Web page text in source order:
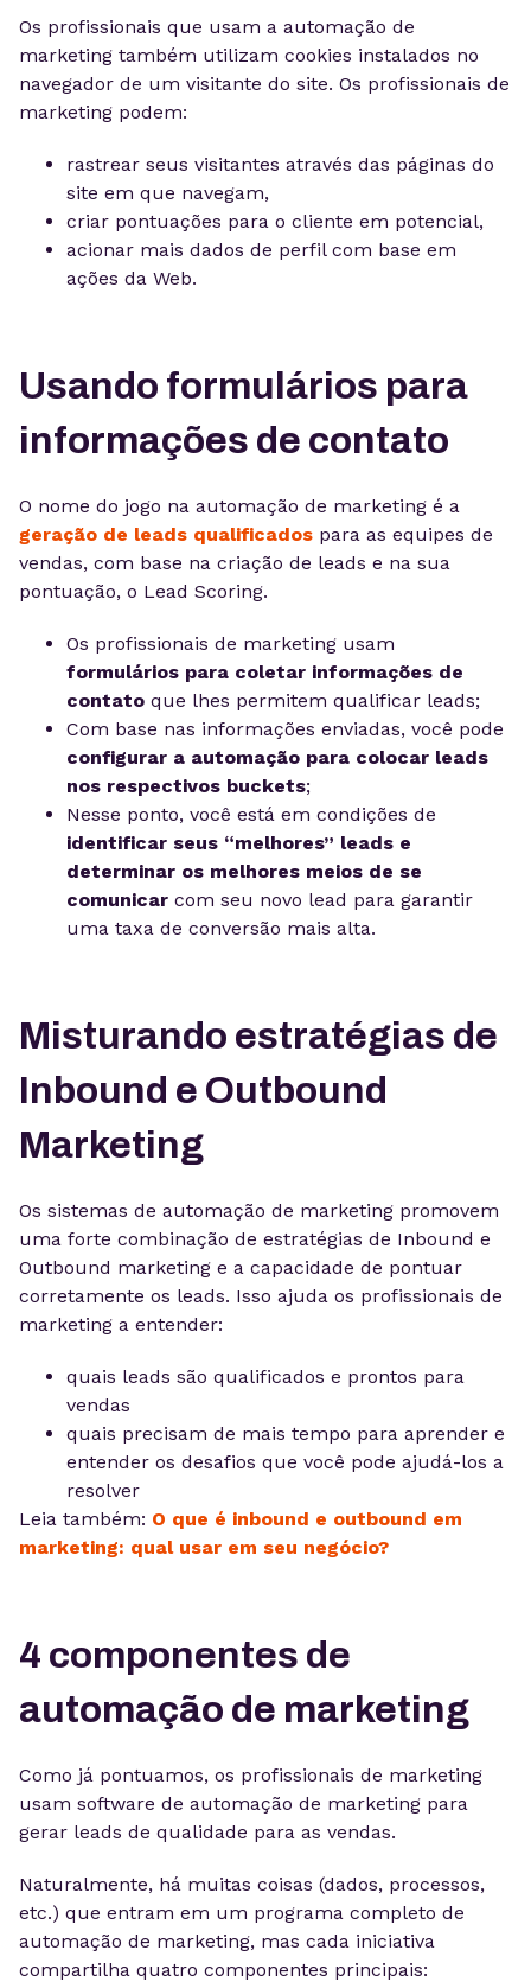
Os profissionais que usam a automação de
marketing também utilizam cookies instalados no
navegador de um visitante do site. Os profissionais de
marketing podem:
rastrear seus visitantes através das páginas do
site em que navegam,
criar pontuações para o cliente em potencial,
acionar mais dados de perfil com base em
ações da Web.
Usando formulários para
informações de contato
O nome do jogo na automação de marketing é a
geração de leads qualificados para as equipes de
vendas, com base na criação de leads e na sua
pontuação, o Lead Scoring.
Os profissionais de marketing usam
formulários para coletar informações de
contato que lhes permitem qualificar leads;
Com base nas informações enviadas, você pode
configurar a automação para colocar leads
nos respectivos buckets;
Nesse ponto, você está em condições de
identificar seus “melhores” leads e
determinar os melhores meios de se
comunicar com seu novo lead para garantir
uma taxa de conversão mais alta.
Misturando estratégias de
Inbound e Outbound
Marketing
Os sistemas de automação de marketing promovem
uma forte combinação de estratégias de Inbound e
Outbound marketing e a capacidade de pontuar
corretamente os leads. Isso ajuda os profissionais de
marketing a entender:
quais leads são qualificados e prontos para
vendas
quais precisam de mais tempo para aprender e
entender os desafios que você pode ajudá-los a
resolver
Leia também: O que é inbound e outbound em
marketing: qual usar em seu negócio?
4 componentes de
automação de marketing
Como já pontuamos, os profissionais de marketing
usam software de automação de marketing para
gerar leads de qualidade para as vendas.
Naturalmente, há muitas coisas (dados, processos,
etc.) que entram em um programa completo de
automação de marketing, mas cada iniciativa
compartilha quatro componentes principais: